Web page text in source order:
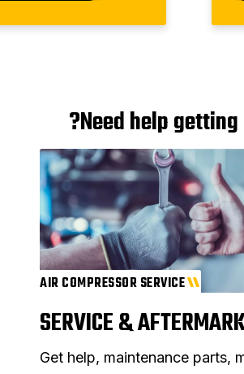
Need help getting
AIR COMPRESSOR SERVICE
SERVICE &
Get help, maintenance parts,